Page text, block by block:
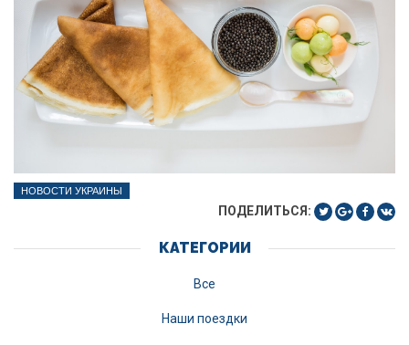
НОВОСТИ УКРАИНЫ
ПОДЕЛИТЬСЯ:
КАТЕГОРИИ
Все
Наши поездки